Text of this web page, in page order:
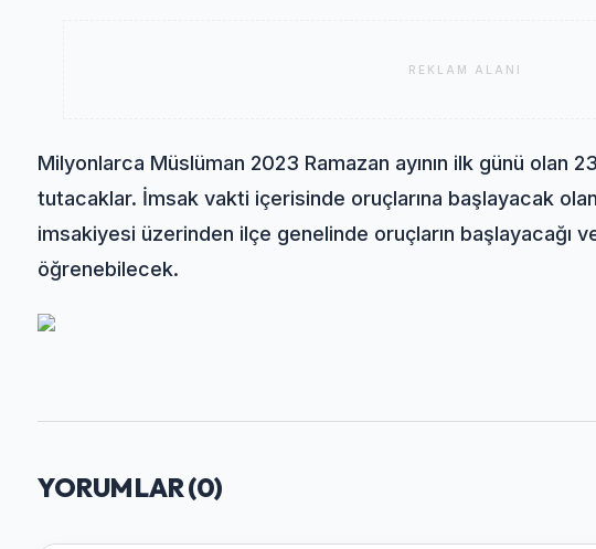
REKLAM ALANI
Milyonlarca Müslüman 2023 Ramazan ayının ilk günü olan
tutacaklar. İmsak vakti içerisinde oruçlarına başlayacak
imsakiyesi üzerinden ilçe genelinde oruçların başlayacağı
öğrenebilecek.
YORUMLAR (0)